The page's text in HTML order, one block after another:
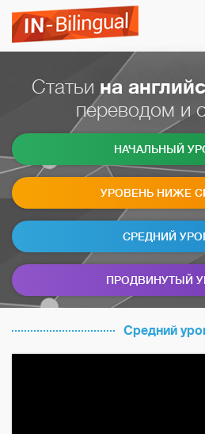
Статьи на
переводом и
НАЧАЛЬНЫЙ
УРОВЕНЬ НИЖЕ
СРЕДНИЙ
ПРОДВИНУТЫЙ
Средний